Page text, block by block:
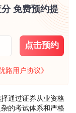
免费预约提
点击预约
优路用户协议》
通过证券从业资格
的考试体系和严格